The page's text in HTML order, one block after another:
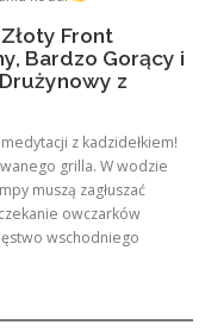
Front
Bardzo Gorący i
z
z kadzidełkiem!
grilla. W wodzie
muszą zagłuszać
owczarków
wschodniego